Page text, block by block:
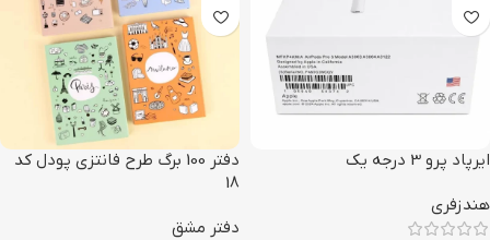
ایرپاد پرو 3 درجه یک
هندزفری
دفتر 100 برگ طرح فانتزی پودل کد
18
دفتر مشق